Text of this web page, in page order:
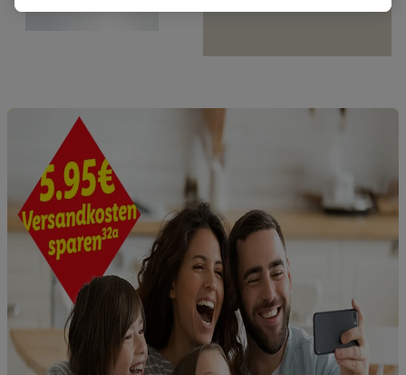
zugeordneten Endgeräte zu ermöglichen. Sofern Sie
Zwecke auch Daten aus Ihrem Filial-Kaufverhalten verarbeitet.
Zudem werden einem der o.g. Partner Daten über Ihr
Kaufverhalten in den Lidl-Diensten zur Verfügung gestellt,
damit dieser als
eigenständig Verantwortlicher
Werbekampagnen seiner Auftraggeber messen kann.
Die Erstellung personalisierter Werbung basiert auf der
Generierung von auch mit Daten von anderen Diensten
angereicherten Profilen. Dies umfasst die Zusammenführung
von Daten (z.B. über Ihre Nutzung der Lidl-Dienste, Ihr
Kaufverhalten in den Lidl-Diensten, Informationen aus Ihrem
Kundenkonto - z.B. Alter oder Geschlecht - sowie Ihre genauen
Standortdaten) auch über verschiedene Endgeräte und Lidl-
Dienste hinweg einschließlich dem Speichern von und/ oder